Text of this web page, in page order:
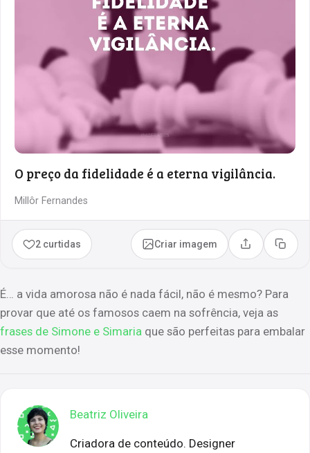
O preço da fidelidade é a eterna vigilância.
Millôr Fernandes
2 curtidas Criar imagem Compartilhar
Copiar
É… a vida amorosa não é nada fácil, não é mesmo? Para
provar que até os famosos caem na sofrência, veja as
frases de Simone e Simaria que são perfeitas para embalar
esse momento!
Beatriz Oliveira
Criadora de conteúdo. Designer